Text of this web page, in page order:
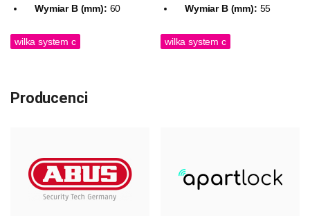
Wymiar B (mm): 60
wilka system c
Wymiar B (mm): 55
wilka system c
Producenci